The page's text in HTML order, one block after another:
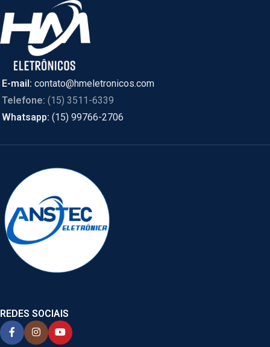
E-mail: contato@hmeletronicos.com
Telefone: (15) 3511-6339
Whatsapp: (15) 99766-2706
REDES SOCIAIS